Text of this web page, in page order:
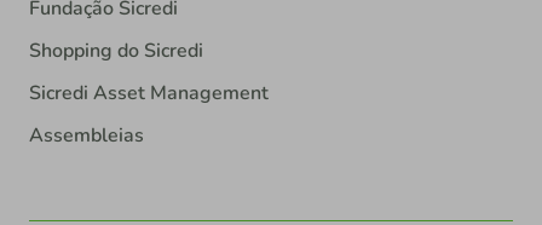
Fundação Sicredi
Shopping do Sicredi
Sicredi Asset Management
Assembleias